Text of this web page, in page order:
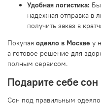
Удобная логистика:
надежная отправка в
получить заказ в
Покупая одеяло в Москве у
а готовое решение для
полным сервисом.
Подарите себе
Сон под правильным